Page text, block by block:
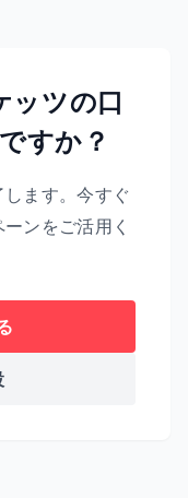
ッツの口
すか？
ます。今すぐ
ンをご活用く